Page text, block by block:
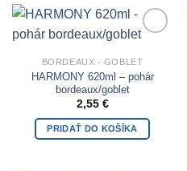
BORDEAUX - GOBLET
HARMONY 620ml – pohár
bordeaux/goblet
2,55 €
PRIDAŤ DO KOŠÍKA